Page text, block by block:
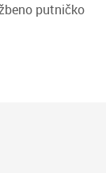
putničko